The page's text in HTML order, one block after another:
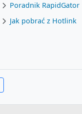
Poradnik RapidGator
Jak pobrać z Hotlink